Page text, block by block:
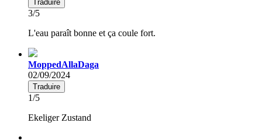
Traduire
3/5
L'eau paraît bonne et ça coule fort.
MoppedAllaDaga
02/09/2024
Traduire
1/5
Ekeliger Zustand